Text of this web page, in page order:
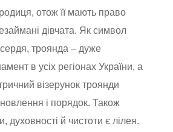
отож її мають право
дівчата. Як символ
троянда – дуже
в усіх регіонах України, а
візерунок троянди
і порядок. Також
духовності й чистоти є лілея.